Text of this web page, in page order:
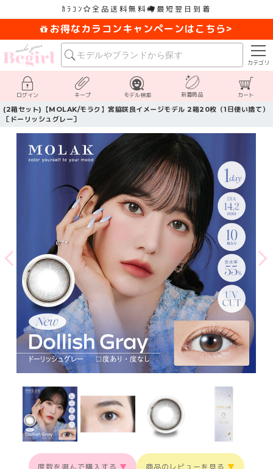
ｶﾗｺﾝ 全品送料無料 最短翌日到着
お得なカラコンキャンペーンはこちら>
カテゴリ
ログイン キープ モデル検索 新着商品 カート
(2箱セット)【MOLAK/モラク】宮脇咲良イメージモデル 2箱20枚（1日使い捨て）
［ドーリッシュグレー］
度数を選んで購入する ▼ 商品のレビューを見る ▼